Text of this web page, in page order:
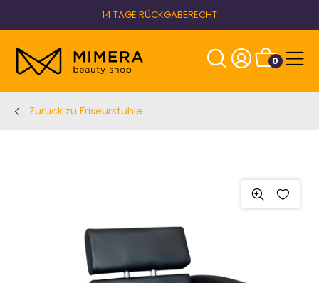
14 TAGE RÜCKGABERECHT
0
Zurück zu Friseurstühle